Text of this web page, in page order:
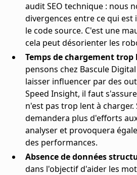
audit SEO technique : nous
divergences entre ce qui est
le code source. C'est une
cela peut désorienter les
Temps de chargement trop
pensons chez Bascule
laisser influencer par des
Speed Insight, il faut
n'est pas trop lent à charger.
demandera plus d'efforts
analyser et provoquera
des performances.
Absence de données
dans l'objectif d'aider les